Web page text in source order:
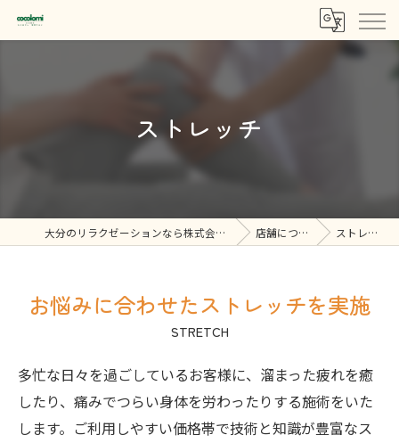
ストレッチ
大分のリラクゼーションなら株式会社beyond 店舗について ストレッチ
お悩みに合わせたストレッチを実施
STRETCH
多忙な日々を過ごしているお客様に、溜まった疲れを癒
したり、痛みでつらい身体を労わったりする施術をいた
します。ご利用しやすい価格帯で技術と知識が豊富なス